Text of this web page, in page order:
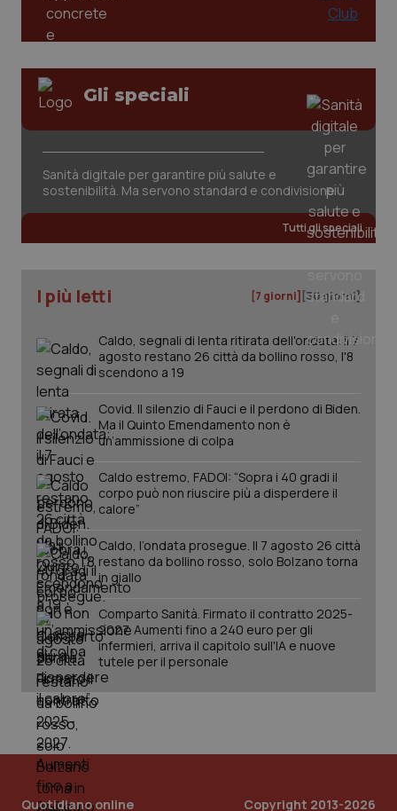
Gli speciali
Sanità digitale per garantire più salute e
sostenibilità. Ma servono standard e condivisione
Tutti gli speciali
I più letti [7 giorni] [30 giorni]
Caldo, segnali di lenta ritirata dell'ondata: il 7
agosto restano 26 città da bollino rosso, l'8
scendono a 19
Covid. Il silenzio di Fauci e il perdono di Biden.
Ma il Quinto Emendamento non è
un’ammissione di colpa
Caldo estremo, FADOI: “Sopra i 40 gradi il
corpo può non riuscire più a disperdere il
calore”
Caldo, l’ondata prosegue. Il 7 agosto 26 città
restano da bollino rosso, solo Bolzano torna
in giallo
Comparto Sanità. Firmato il contratto 2025-
2027. Aumenti fino a 240 euro per gli
infermieri, arriva il capitolo sull'IA e nuove
tutele per il personale
Quotidiano online Copyright 2013-2026
tracking-sites-ironfish-
tracking-enable
www.quotidianosanita.it
_ga